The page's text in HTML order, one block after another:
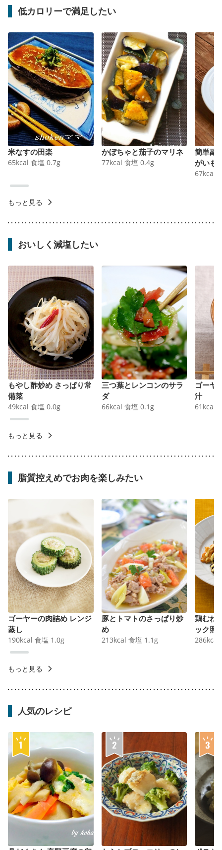
低カロリーで満足したい
米なすの田楽
65kcal 食塩 0.7g
かぼちゃと茄子のマリネ
77kcal 食塩 0.4g
簡単副
がいも
67kcal
もっと見る
おいしく減塩したい
もやし酢炒め さっぱり常
備菜
49kcal 食塩 0.0g
三つ葉とレンコンのサラ
ダ
66kcal 食塩 0.1g
ゴーヤ
汁
61 kcal
もっと見る
脂質控えめでお肉を楽しみたい
ゴーヤーの肉詰め レンジ
蒸し
190kcal 食塩 1.0g
豚とトマトのさっぱり炒
め
213kcal 食塩 1.1g
鶏むね
ック照
286kcal
もっと見る
人気のレシピ